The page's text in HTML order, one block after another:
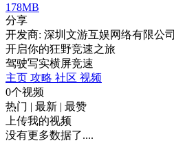
178MB
分享
开发商: 深圳文游互娱网络有限公司
开启你的狂野竞速之旅
驾驶写实横屏竞速
主页 攻略 社区 视频
0个视频
热门 | 最新 | 最赞
上传我的视频
没有更多数据了....